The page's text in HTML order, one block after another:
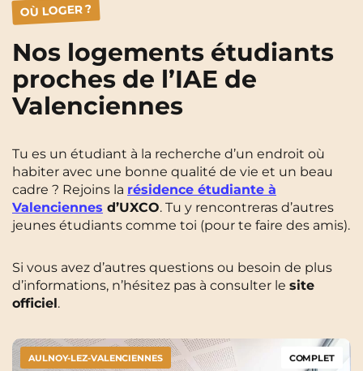
OÙ LOGER ?
Nos logements étudiants
proches de l’IAE de
Valenciennes
Tu es un étudiant à la recherche d’un endroit où
habiter avec une bonne qualité de vie et un beau
cadre ? Rejoins la résidence étudiante à
Valenciennes d’UXCO. Tu y rencontreras d’autres
jeunes étudiants comme toi (pour te faire des amis).
Si vous avez d’autres questions ou besoin de plus
d’informations, n’hésitez pas à consulter le site
officiel.
AULNOY-LEZ-VALENCIENNES COMPLET